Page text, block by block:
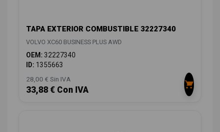
TAPA EXTERIOR COMBUSTIBLE 32227340
VOLVO XC60 BUSINESS PLUS AWD
OEM: 32227340
ID: 1355663
28,00 € Sin IVA
33,88 € Con IVA